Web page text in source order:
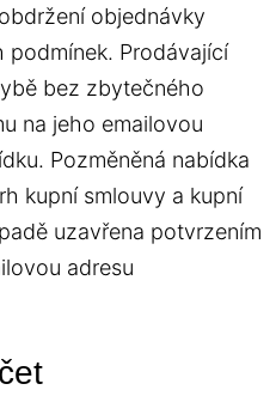
objednávky
Prodávající
bez zbytečného
na jeho emailovou
Pozměněná nabídka
kupní smlouvy a kupní
uzavřena potvrzením
adresu